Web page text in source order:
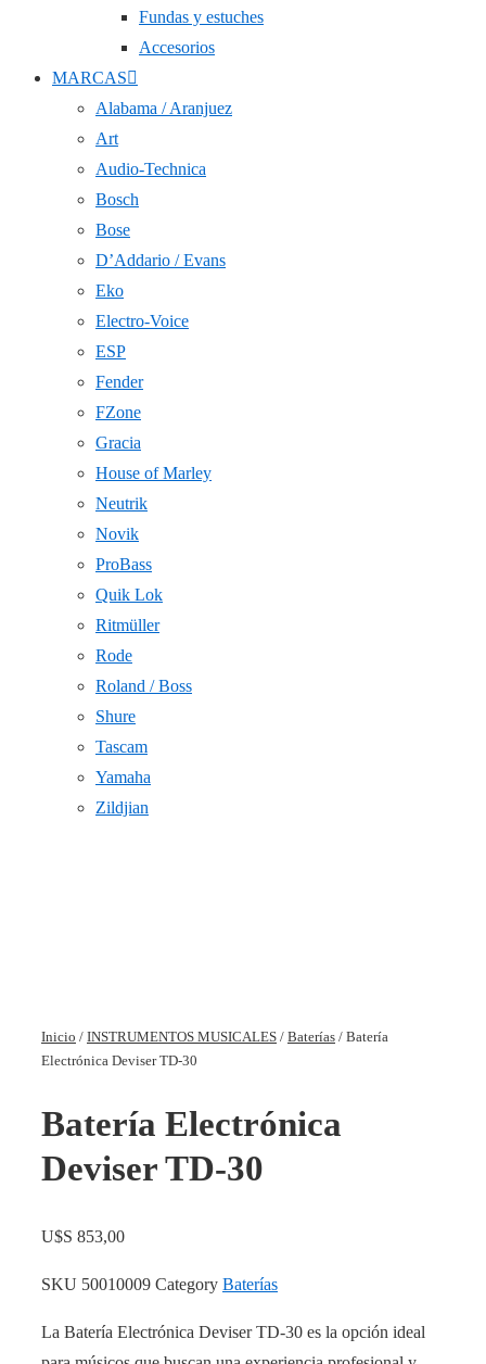
Fundas y estuches
Accesorios
MARCAS
Alabama / Aranjuez
Art
Audio-Technica
Bosch
Bose
D’Addario / Evans
Eko
Electro-Voice
ESP
Fender
FZone
Gracia
House of Marley
Neutrik
Novik
ProBass
Quik Lok
Ritmüller
Rode
Roland / Boss
Shure
Tascam
Yamaha
Zildjian
Inicio / INSTRUMENTOS MUSICALES / Baterías / Batería
Electrónica Deviser TD-30
Batería Electrónica
Deviser TD-30
U$S 853,00
SKU 50010009 Category Baterías
La Batería Electrónica Deviser TD-30 es la opción ideal